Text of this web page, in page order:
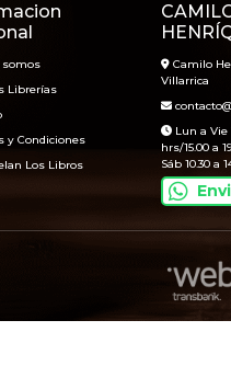
somos
Librerías
y Condiciones
Los Libros
Camilo
Villarrica
Lun a Vie
hrs/15.00 a
Sáb 10.30 a